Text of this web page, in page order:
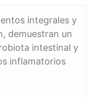
integrales y
demuestran un
intestinal y
inflamatorios